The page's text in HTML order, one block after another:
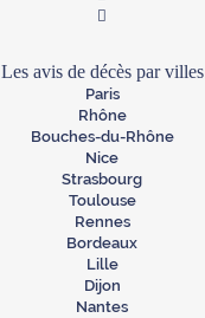
Twitter
Les avis de décès par villes
Paris
Rhône
Bouches-du-Rhône
Nice
Strasbourg
Toulouse
Rennes
Bordeaux
Lille
Dijon
Nantes